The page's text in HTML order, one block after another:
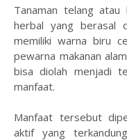
Tanaman telang atau
herbal yang berasal
memiliki warna biru
pewarna makanan
bisa diolah menjadi
manfaat.
Manfaat tersebut
aktif yang